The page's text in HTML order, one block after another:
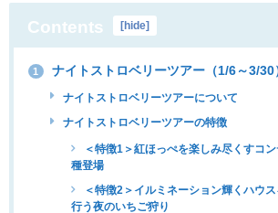
Contents hide
1 ナイトストロベリーツアー（1/6～3/30
ナイトストロベリーツアーについて
ナイトストロベリーツアーの特徴
＜特徴1＞紅ほっぺを楽しみ尽くすコ
種登場
＜特徴2＞イルミネーション輝くハウ
行う夜のいちご狩り